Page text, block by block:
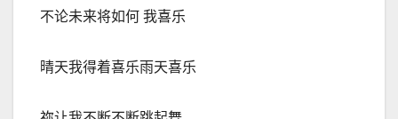
不论未来将如何 我喜乐
晴天我得着喜乐雨天喜乐